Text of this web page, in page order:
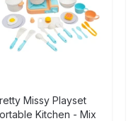
Missy Playset
Kitchen - Mix